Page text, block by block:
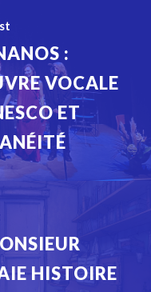
:
VOCALE
ET
HISTOIRE